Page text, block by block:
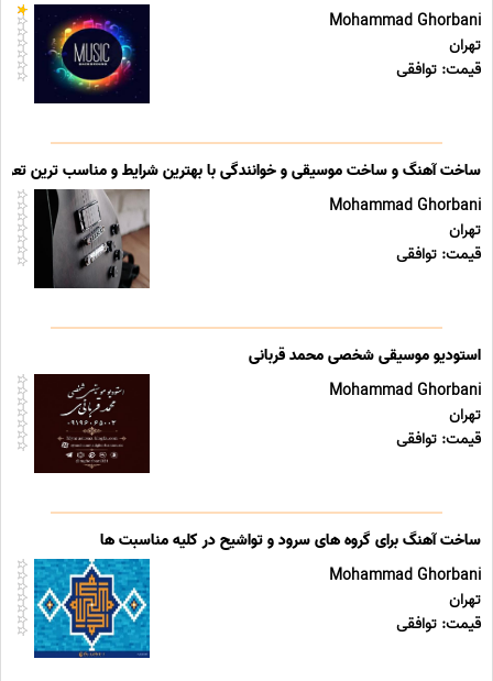
Mohammad Ghorbani
تهران
قیمت: توافقی
ساخت آهنگ و ساخت موسیقی و خوانندگی با بهترین شرایط و مناسب ترین
Mohammad Ghorbani
تهران
قیمت: توافقی
استودیو موسیقی شخصی محمد قربانی
Mohammad Ghorbani
تهران
قیمت: توافقی
ساخت آهنگ برای گروه های سرود و تواشیح در کلیه مناسبت ها
Mohammad Ghorbani
تهران
قیمت: توافقی